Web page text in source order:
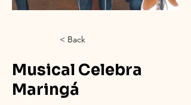
< Back
Musical Celebra
Maringá